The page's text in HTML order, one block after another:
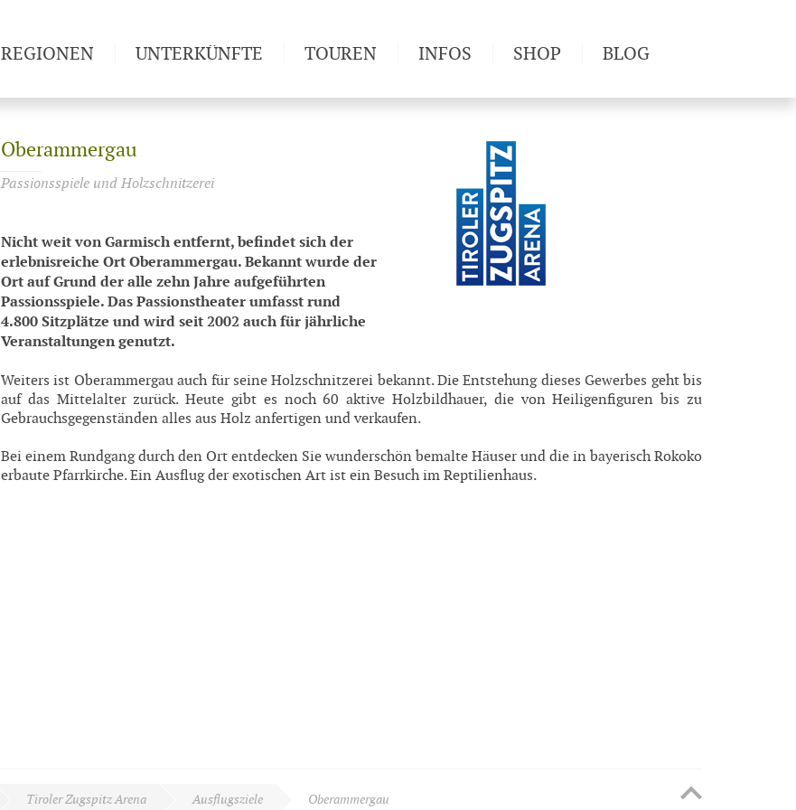
Oberammergau
Passionsspiele und Holzschnitzerei
Nicht weit von Garmisch entfernt, befindet sich der
erlebnisreiche Ort Oberammergau. Bekannt wurde der
Ort auf Grund der alle zehn Jahre aufgeführten
Passionsspiele. Das Passionstheater umfasst rund
4.800 Sitzplätze und wird seit 2002 auch für jährliche
Veranstaltungen genutzt.
Weiters ist Oberammergau auch für seine Holzschnitzerei bekannt. Die Entstehung dieses Gewerbes geht bis
auf das Mittelalter zurück. Heute gibt es noch 60 aktive Holzbildhauer, die von Heiligenfiguren bis zu
Gebrauchsgegenständen alles aus Holz anfertigen und verkaufen.
Bei einem Rundgang durch den Ort entdecken Sie wunderschön bemalte Häuser und die in bayerisch Rokoko
erbaute Pfarrkirche. Ein Ausflug der exotischen Art ist ein Besuch im Reptilienhaus.
Tiroler Zugspitz Arena Ausflugsziele Oberammergau
REGIONEN UNTERKÜNFTE TOUREN INFOS
Wandertipps
Pflanzen
Newsletter
SHOP BLOG